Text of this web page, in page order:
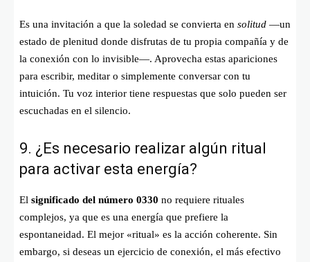
Es una invitación a que la soledad se convierta en solitud —un
estado de plenitud donde disfrutas de tu propia compañía y de
la conexión con lo invisible—. Aprovecha estas apariciones
para escribir, meditar o simplemente conversar con tu
intuición. Tu voz interior tiene respuestas que solo pueden ser
escuchadas en el silencio.
9. ¿Es necesario realizar algún ritual
para activar esta energía?
El significado del número 0330 no requiere rituales
complejos, ya que es una energía que prefiere la
espontaneidad. El mejor «ritual» es la acción coherente. Sin
embargo, si deseas un ejercicio de conexión, el más efectivo